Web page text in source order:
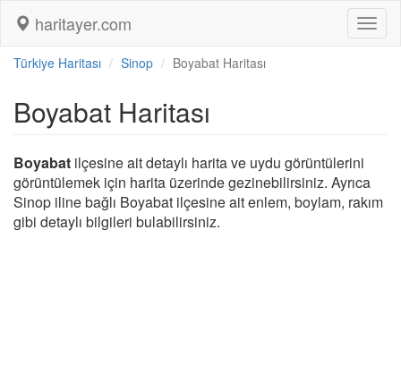
haritayer.com
Türkiye Haritası Sinop Boyabat Haritası
Boyabat Haritası
Boyabat ilçesine ait detaylı harita ve uydu görüntülerini
görüntülemek için harita üzerinde gezinebilirsiniz. Ayrıca
Sinop iline bağlı Boyabat ilçesine ait enlem, boylam, rakım
gibi detaylı bilgileri bulabilirsiniz.